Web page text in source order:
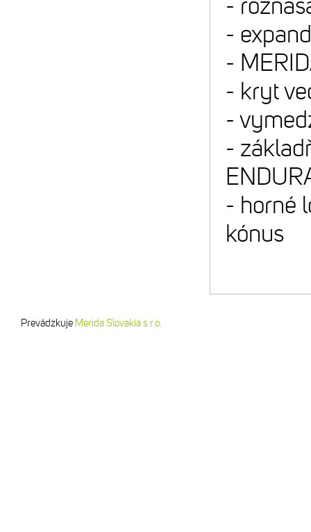
-
-
-
- kryt
-
-
- horné
kónus
Prevádzkuje Merida Slovakia s.r.o.